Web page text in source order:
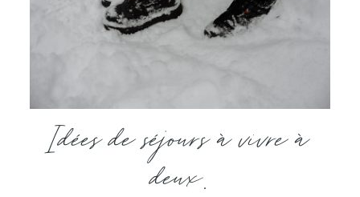
Idées de séjours à vivre à
deux.